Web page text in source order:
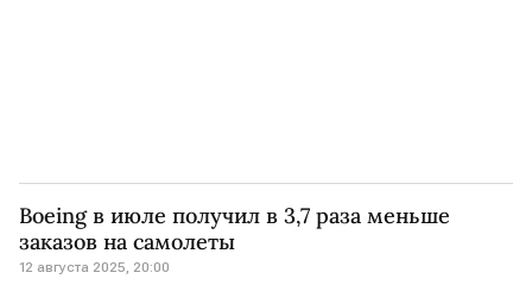
Boeing в июле получил в 3,7 раза меньше
заказов на самолеты
12 августа 2025, 20:00